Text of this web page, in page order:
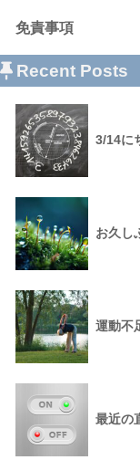
免責事項
Recent Posts
3/14に
お久し
運動不
最近の